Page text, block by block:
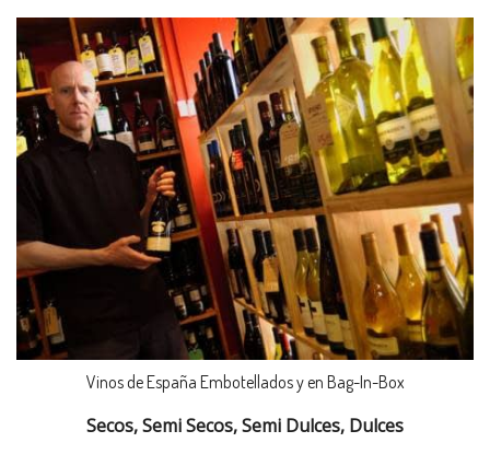
Vinos de España Embotellados y en Bag-In-Box
Secos, Semi Secos, Semi Dulces, Dulces